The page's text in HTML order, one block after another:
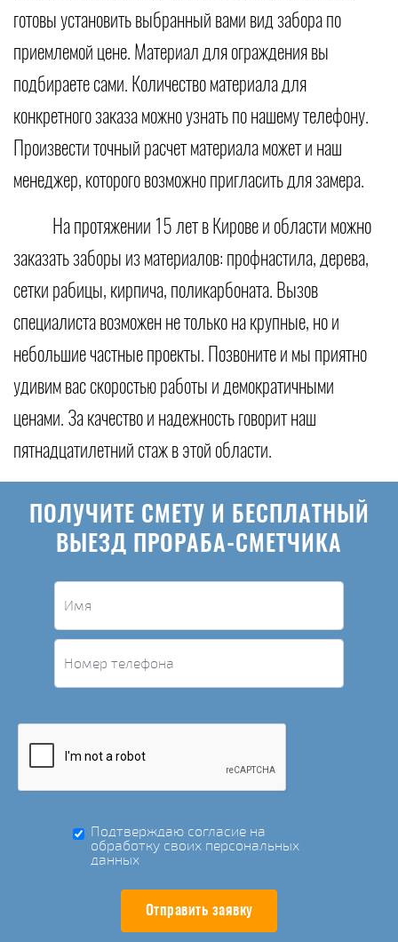
готовы установить выбранный вами вид забора по
приемлемой цене. Материал для ограждения вы
подбираете сами. Количество материала для
конкретного заказа можно узнать по нашему телефону.
Произвести точный расчет материала может и наш
менеджер, которого возможно пригласить для замера.
На протяжении 15 лет в Кирове и области можно
заказать заборы из материалов: профнастила, дерева,
сетки рабицы, кирпича, поликарбоната. Вызов
специалиста возможен не только на крупные, но и
небольшие частные проекты. Позвоните и мы приятно
удивим вас скоростью работы и демократичными
ценами. За качество и надежность говорит наш
пятнадцатилетний стаж в этой области.
ПОЛУЧИТЕ СМЕТУ И БЕСПЛАТНЫЙ
ВЫЕЗД ПРОРАБА-СМЕТЧИКА
Подтверждаю согласие на
обработку своих персональных
данных
Отправить заявку